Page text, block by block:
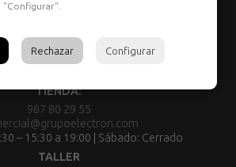
TIENDA:
987 80 29 55
– 15:30 a 19:00 | Sábado: Cerrado
TALLER
Rechazar Configurar